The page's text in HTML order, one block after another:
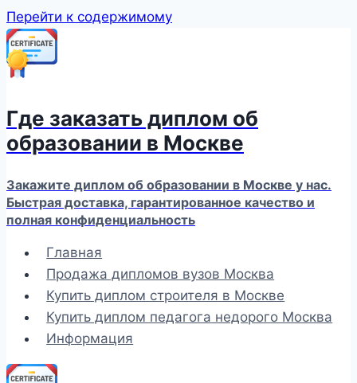
Перейти к содержимому
Где заказать диплом об
образовании в Москве
Закажите диплом об образовании в Москве у нас.
Быстрая доставка, гарантированное качество и
полная конфиденциальность
Главная
Продажа дипломов вузов Москва
Купить диплом строителя в Москве
Купить диплом педагога недорого Москва
Информация